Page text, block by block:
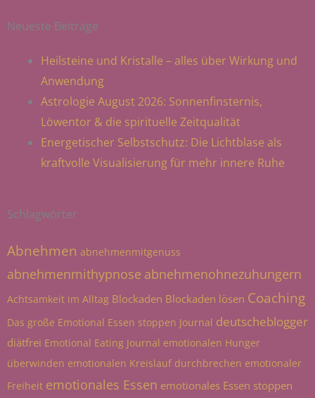
Neueste Beiträge
Heilsteine und Kristalle – alles über Wirkung und
Anwendung
Astrologie August 2026: Sonnenfinsternis,
Löwentor & die spirituelle Zeitqualität
Energetischer Selbstschutz: Die Lichtblase als
kraftvolle Visualisierung für mehr innere Ruhe
Schlagwörter
Abnehmen abnehmenmitgenuss
abnehmenmithypnose abnehmenohnezuhungern
Achtsamkeit im Alltag Blockaden Blockaden lösen Coaching
Das große Emotional Essen stoppen Journal deutscheblogger
diätfrei Emotional Eating Journal emotionalen Hunger
überwinden emotionalen Kreislauf durchbrechen emotionaler
Freiheit emotionales Essen emotionales Essen stoppen